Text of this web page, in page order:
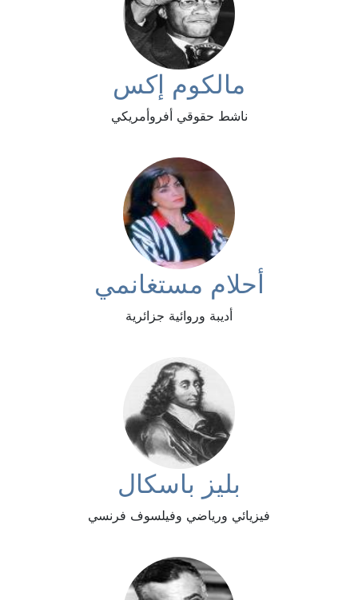
مالكوم إكس
ناشط حقوقي أفروأمريكي
أحلام مستغانمي
أديبة وروائية جزائرية
بليز باسكال
فيزيائي ورياضي وفيلسوف فرنسي